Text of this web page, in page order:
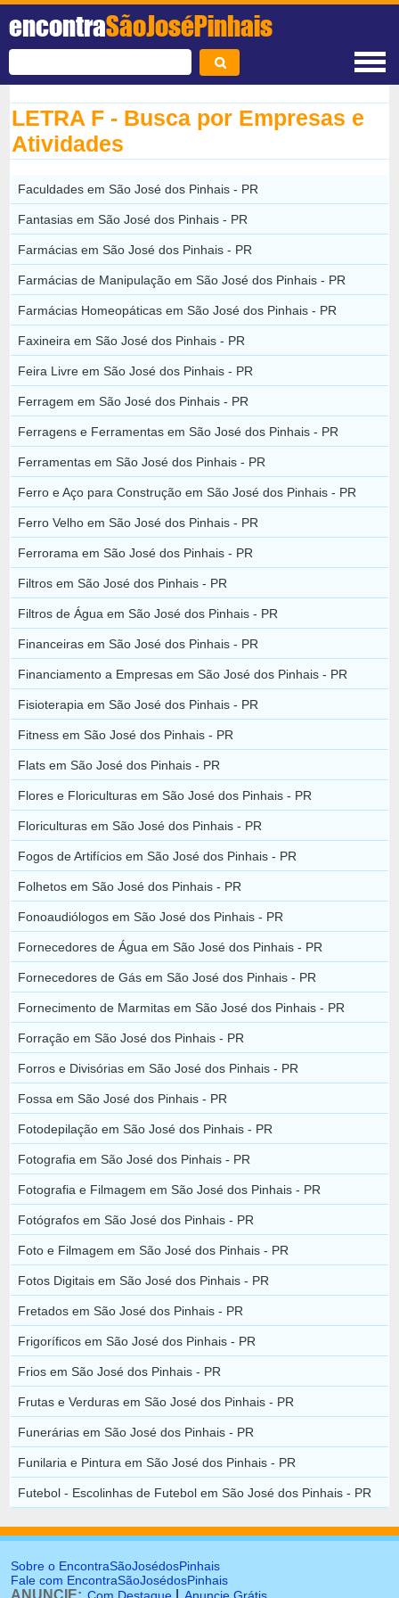
encontraSãoJoséPinhais
LETRA F - Busca por Empresas e
Atividades
Faculdades em São José dos Pinhais - PR
Fantasias em São José dos Pinhais - PR
Farmácias em São José dos Pinhais - PR
Farmácias de Manipulação em São José dos Pinhais - PR
Farmácias Homeopáticas em São José dos Pinhais - PR
Faxineira em São José dos Pinhais - PR
Feira Livre em São José dos Pinhais - PR
Ferragem em São José dos Pinhais - PR
Ferragens e Ferramentas em São José dos Pinhais - PR
Ferramentas em São José dos Pinhais - PR
Ferro e Aço para Construção em São José dos Pinhais - PR
Ferro Velho em São José dos Pinhais - PR
Ferrorama em São José dos Pinhais - PR
Filtros em São José dos Pinhais - PR
Filtros de Água em São José dos Pinhais - PR
Financeiras em São José dos Pinhais - PR
Financiamento a Empresas em São José dos Pinhais - PR
Fisioterapia em São José dos Pinhais - PR
Fitness em São José dos Pinhais - PR
Flats em São José dos Pinhais - PR
Flores e Floriculturas em São José dos Pinhais - PR
Floriculturas em São José dos Pinhais - PR
Fogos de Artifícios em São José dos Pinhais - PR
Folhetos em São José dos Pinhais - PR
Fonoaudiólogos em São José dos Pinhais - PR
Fornecedores de Água em São José dos Pinhais - PR
Fornecedores de Gás em São José dos Pinhais - PR
Fornecimento de Marmitas em São José dos Pinhais - PR
Forração em São José dos Pinhais - PR
Forros e Divisórias em São José dos Pinhais - PR
Fossa em São José dos Pinhais - PR
Fotodepilação em São José dos Pinhais - PR
Fotografia em São José dos Pinhais - PR
Fotografia e Filmagem em São José dos Pinhais - PR
Fotógrafos em São José dos Pinhais - PR
Foto e Filmagem em São José dos Pinhais - PR
Fotos Digitais em São José dos Pinhais - PR
Fretados em São José dos Pinhais - PR
Frigoríficos em São José dos Pinhais - PR
Frios em São José dos Pinhais - PR
Frutas e Verduras em São José dos Pinhais - PR
Funerárias em São José dos Pinhais - PR
Funilaria e Pintura em São José dos Pinhais - PR
Futebol - Escolinhas de Futebol em São José dos Pinhais - PR
Sobre o EncontraSãoJosédosPinhais
Fale com EncontraSãoJosédosPinhais
ANUNCIE: